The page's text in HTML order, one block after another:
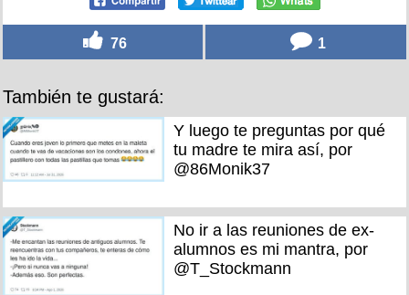
76 1
También te gustará:
Y luego te preguntas por qué
tu madre te mira así, por
@86Monik37
No ir a las reuniones de ex-
alumnos es mi mantra, por
@T_Stockmann